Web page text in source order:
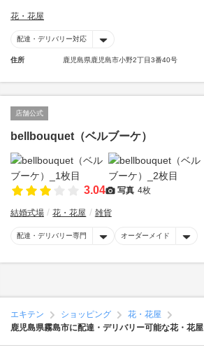
花・花屋
配達・デリバリー対応
住所 鹿児島県鹿児島市小野2丁目3番40号
店舗公式
bellbouquet（ベルブーケ）
3.04 写真 4枚
結婚式場 花・花屋 雑貨
配達・デリバリー専門 オーダーメイド
エキテン ショッピング
花・花屋
鹿児島県霧島市に配達・デリバリー可能な花・花屋